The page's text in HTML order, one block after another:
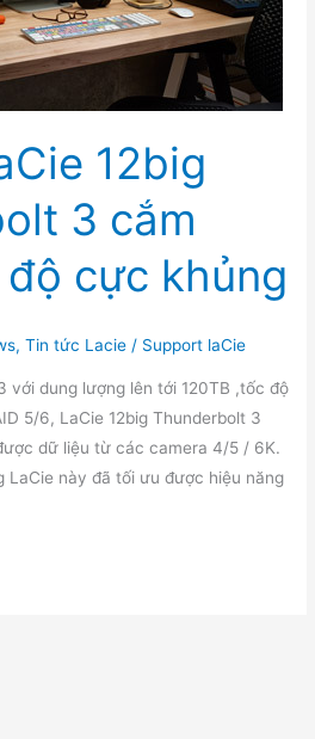
12big
3 cắm
cực khủng
,Tin tức Lacie / Support laCie
với dung lượng lên tới 120TB ,tốc độ
5/6, LaCie 12big Thunderbolt 3
dữ liệu từ các camera 4/5 / 6K.
này đã tối ưu được hiệu năng